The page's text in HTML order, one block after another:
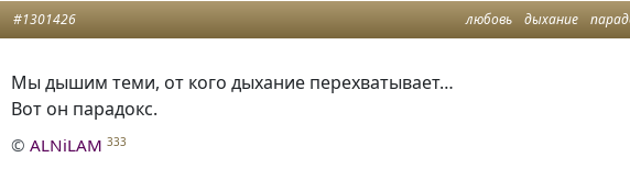
любовь дыхание
#1301426
Мы дышим теми, от кого дыхание перехватывает…
Вот он парадокс.
©ALNiLAM 333